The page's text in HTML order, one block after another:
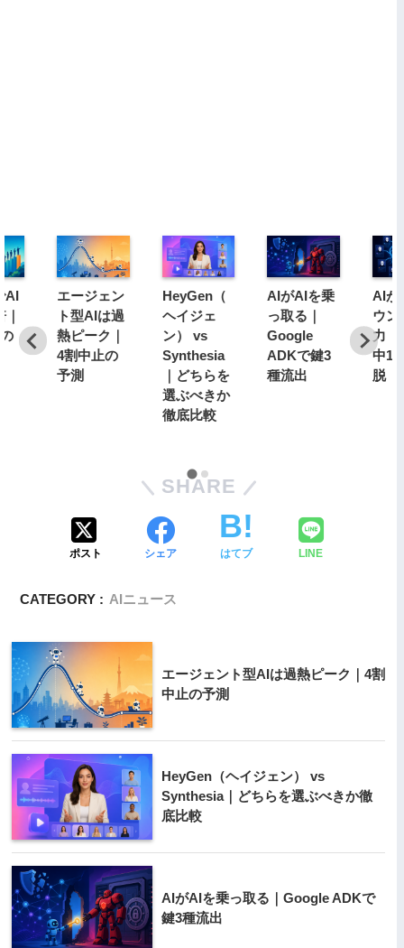
AI
エージェン
ト型AIは過
熱ピーク｜
4割中止の
予測
HeyGen（
ヘイジェ
ン） vs
Synthesia
｜どちらを
選ぶべきか
徹底比較
AIがAIを乗
っ取る｜
Google
ADKで鍵3
種流出
AIが
ウン
力｜
中19
脱
SHARE
ポスト シェア はてブ LINE
CATEGORY : AIニュース
エージェント型AIは過熱ピーク｜4割
中止の予測
HeyGen（ヘイジェン） vs
Synthesia｜どちらを選ぶべきか徹
底比較
AIがAIを乗っ取る｜Google ADKで
鍵3種流出